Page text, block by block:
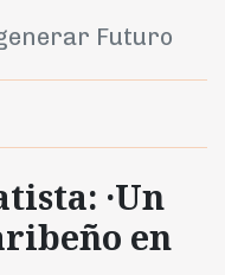
Futuro
·Un
en